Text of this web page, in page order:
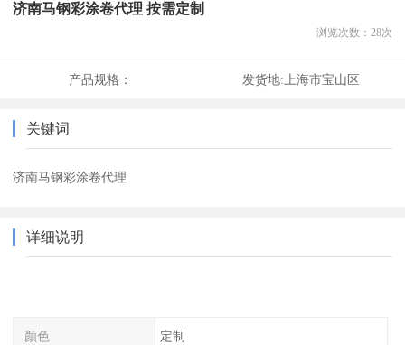
济南马钢彩涂卷代理 按需定制
浏览次数： 28次
产品规格： 发货地: 上海市宝山区
关键词
济南马钢彩涂卷代理
详细说明
颜色 定制